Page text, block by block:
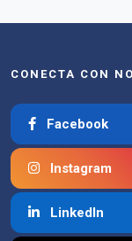
CONECTA CON
Facebook
Instagram
LinkedIn